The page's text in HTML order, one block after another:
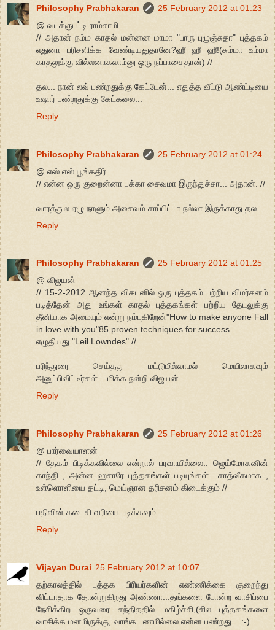
Philosophy Prabhakaran
25 February 2012 at 01:23
@ வடக்குபட்டி ராம்சாமி
// அதான் நம்ம காதல் மன்னன மாமா "பாரு புழுஞ்சுதா" புத்தகம்
எதுனா பரிசளிக்க வேண்டியதுதானே?ஹீ ஹீ ஹீ!(சும்மா உம்மா
காதலுக்கு வில்லனாகலாம்னு ஒரு நப்பாசைதான்) //
தல... நான் லவ் பண்றதுக்கு கேட்டேன்... எதுத்த வீட்டு ஆண்ட்டியை
உஷார் பண்றதுக்கு கேட்கலை...
Reply
Philosophy Prabhakaran
25 February 2012 at 01:24
@ எஸ்.எஸ்.பூங்கதிர்
// என்ன ஒரு குறைன்னா பக்கா சைவமா இருந்துச்சா... அதான். //
வாரத்துல ஏழு நாளும் அசைவம் சாப்பிட்டா நல்லா இருக்காது தல...
Reply
Philosophy Prabhakaran
25 February 2012 at 01:25
@ விஜயன்
// 15-2-2012 ஆனந்த விகடனில் ஒரு புத்தகம் பற்றிய விமர்சனம்
படித்தேன் அது உங்கள் காதல் புத்தகங்கள் பற்றிய தேடலுக்கு
தீனியாக அமையும் என்று நம்புகிறேன்"How to make anyone Fall
in love with you"85 proven techniques for success
எழுதியது "Leil Lowndes" //
பரிந்துரை செய்தது மட்டுமில்லாமல் மெயிலாகவும்
அனுப்பிவிட்டீர்கள்... மிக்க நன்றி விஜயன்...
Reply
Philosophy Prabhakaran
25 February 2012 at 01:26
@ பார்வையாளன்
// தேகம் பிடிக்கவில்லை என்றால் பரவாயில்லை.. ஜெய்மோகனின்
காந்தி , அன்ன ஹசாரே புத்தகங்கள் படியுங்கள்.. சாத்வீகமாக ,
உள்ளொளியை தட்டி, மெய்ஞான தரிசனம் கிடைக்கும் //
பதிவின் கடைசி வரியை படிக்கவும்...
Reply
Vijayan Durai 25 February 2012 at 10:07
தற்காலத்தில் புத்தக பிரியர்களின் எண்ணிக்கை குறைந்து
விட்டாதாக தோன்றுகிறது அண்ணா...தங்களை போன்ற வாசிப்பை
நேசிக்கிற ஒருவரை சந்திததில் மகிழ்ச்சி,(சில புத்தகங்களை
வாசிக்க மனமிருக்கு, வாங்க பணமில்லை என்ன பண்றது... :-)